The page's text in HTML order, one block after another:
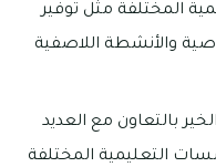
المختلفة مثل توفير
والأنشطة اللاصفية
بالتعاون مع العديد
التعليمية المختلفة